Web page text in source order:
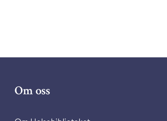
Om oss